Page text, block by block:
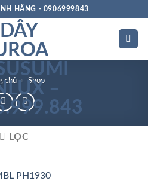
HÃNG - 0906999843
chủ » Shop
LỌC